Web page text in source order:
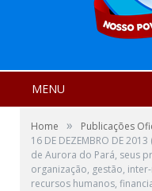
MENU
Home » Publicações
16 DE DEZEMBRO DE
de Aurora do Pará, seus
organização, gestão,
recursos humanos,